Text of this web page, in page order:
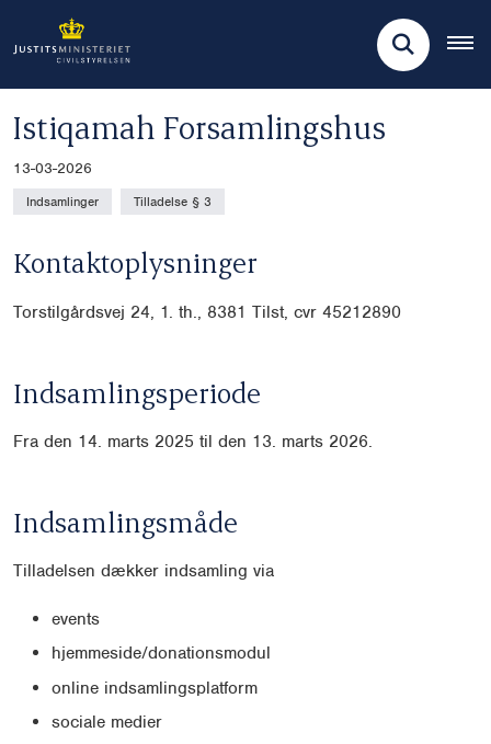
Istiqamah Forsamlingshus
13-03-2026
Indsamlinger Tilladelse § 3
Kontaktoplysninger
Torstilgårdsvej 24, 1. th., 8381 Tilst, cvr 45212890
Indsamlingsperiode
Fra den 14. marts 2025 til den 13. marts 2026.
Indsamlingsmåde
Tilladelsen dækker indsamling via
events
hjemmeside/donationsmodul
online indsamlingsplatform
sociale medier